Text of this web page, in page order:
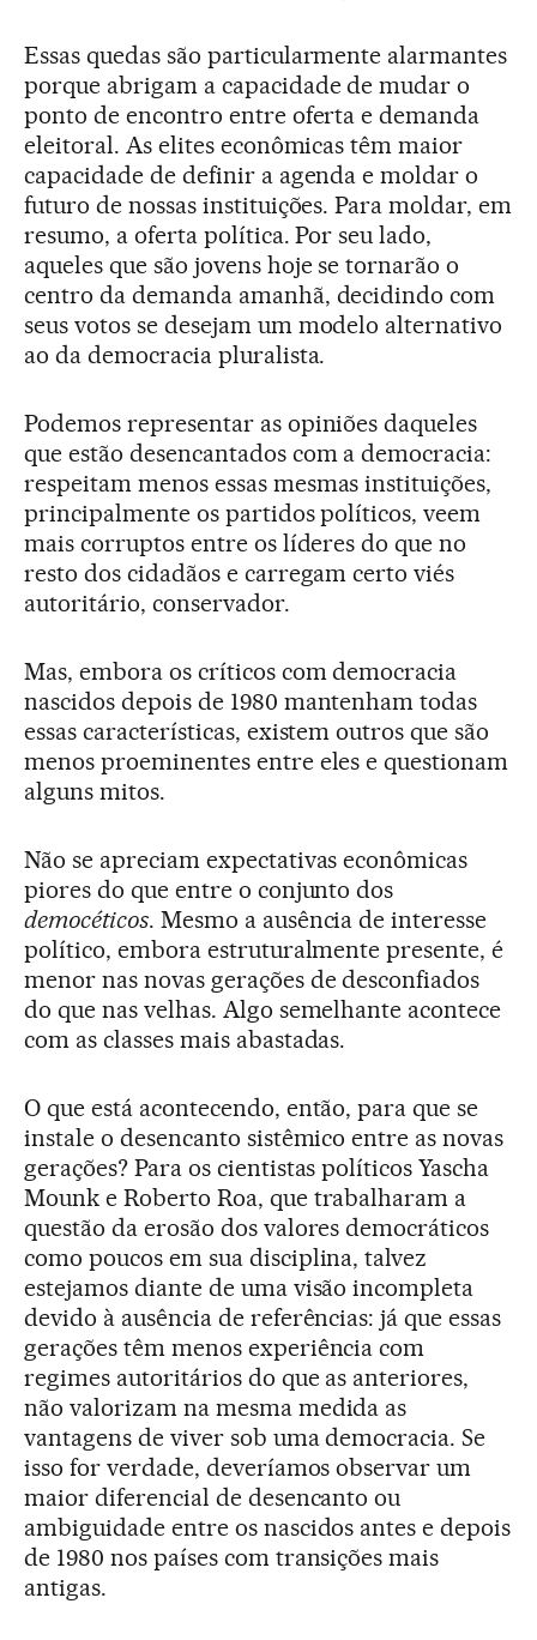
Essas quedas são particularmente alarmantes
porque abrigam a capacidade de mudar o
ponto de encontro entre oferta e demanda
eleitoral. As elites econômicas têm maior
capacidade de definir a agenda e moldar o
futuro de nossas instituições. Para moldar, em
resumo, a oferta política. Por seu lado,
aqueles que são jovens hoje se tornarão o
centro da demanda amanhã, decidindo com
seus votos se desejam um modelo alternativo
ao da democracia pluralista.
Podemos representar as opiniões daqueles
que estão desencantados com a democracia:
respeitam menos essas mesmas instituições,
principalmente os partidos políticos, veem
mais corruptos entre os líderes do que no
resto dos cidadãos e carregam certo viés
autoritário, conservador.
Mas, embora os críticos com democracia
nascidos depois de 1980 mantenham todas
essas características, existem outros que são
menos proeminentes entre eles e questionam
alguns mitos.
Não se apreciam expectativas econômicas
piores do que entre o conjunto dos
democéticos. Mesmo a ausência de interesse
político, embora estruturalmente presente, é
menor nas novas gerações de desconfiados
do que nas velhas. Algo semelhante acontece
com as classes mais abastadas.
O que está acontecendo, então, para que se
instale o desencanto sistêmico entre as novas
gerações? Para os cientistas políticos Yascha
Mounk e Roberto Roa, que trabalharam a
questão da erosão dos valores democráticos
como poucos em sua disciplina, talvez
estejamos diante de uma visão incompleta
devido à ausência de referências: já que essas
gerações têm menos experiência com
regimes autoritários do que as anteriores,
não valorizam na mesma medida as
vantagens de viver sob uma democracia. Se
isso for verdade, deveríamos observar um
maior diferencial de desencanto ou
ambiguidade entre os nascidos antes e depois
de 1980 nos países com transições mais
antigas.